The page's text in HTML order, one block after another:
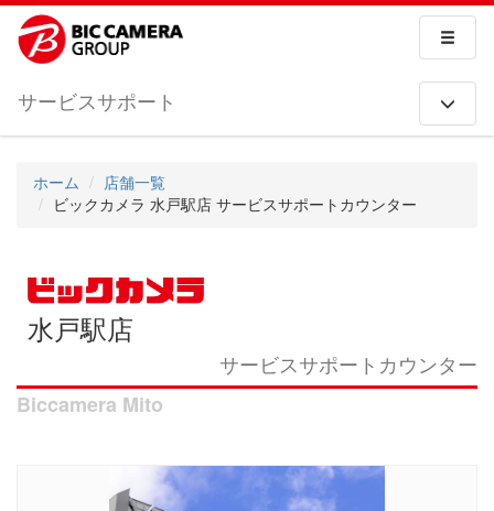
サービスサポート
ホーム
店舗一覧
ビックカメラ 水戸駅店 サービスサポートカウンター
水戸駅店
サービスサポートカウンター
Biccamera Mito